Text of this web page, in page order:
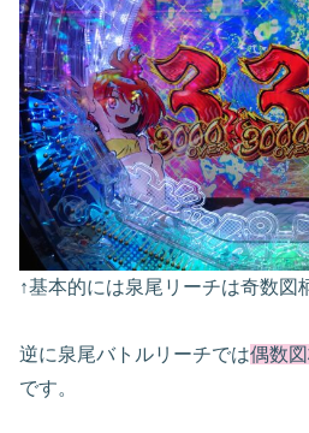
↑基本的には泉尾リーチは奇数図
逆に泉尾バトルリーチでは偶数
です。